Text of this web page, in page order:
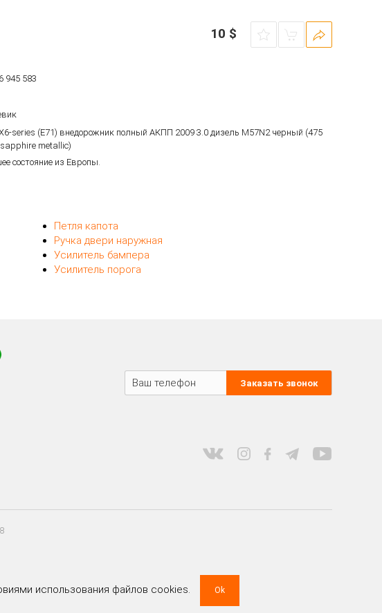
10 $
945 583
series (E71) внедорожник полный АКПП 2009 3.0 дизель M57N2 черный (475
metallic)
состояние из Европы.
Петля капота
Ручка двери наружная
Усилитель бампера
Усилитель порога
Заказать звонок
использования файлов cookies. Ok